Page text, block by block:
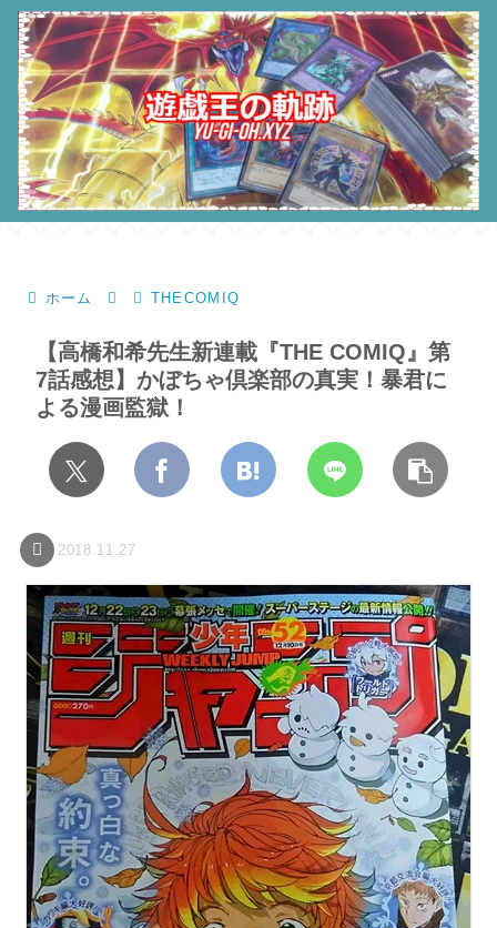
ホーム THECOMIQ
【高橋和希先生新連載『THE COMIQ』第
7話感想】かぼちゃ倶楽部の真実！暴君に
よる漫画監獄！
2018.11.27